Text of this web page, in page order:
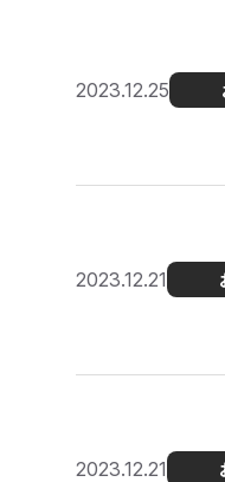
2023.12.25
2023.12.21
2023.12.21